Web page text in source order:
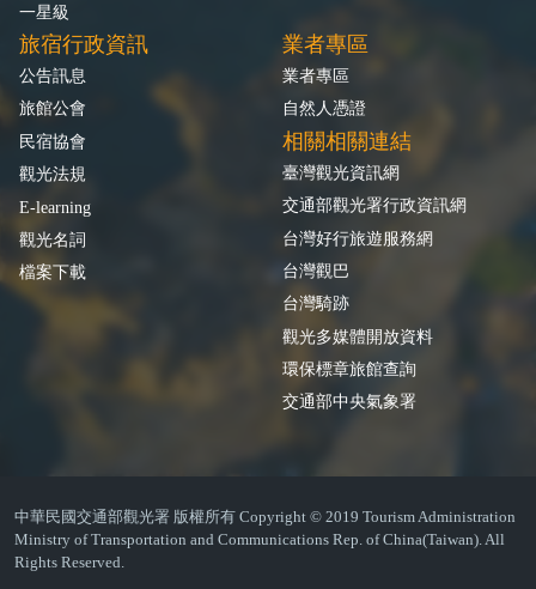
一星級
旅宿行政資訊
公告訊息
旅館公會
民宿協會
觀光法規
E-learning
觀光名詞
檔案下載
業者專區
業者專區
自然人憑證
相關相關連結
臺灣觀光資訊網
交通部觀光署行政資訊網
台灣好行旅遊服務網
台灣觀巴
台灣騎跡
觀光多媒體開放資料
環保標章旅館查詢
交通部中央氣象署
中華民國交通部觀光署 版權所有 Copyright © 2019 Tourism Administration
Ministry of Transportation and Communications Rep. of China(Taiwan). All
Rights Reserved.